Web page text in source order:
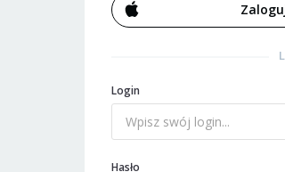
Login
Hasło